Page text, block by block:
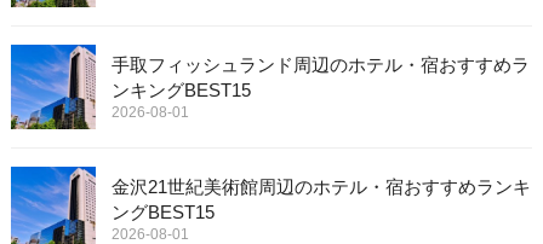
手取フィッシュランド周辺のホテル・宿おすすめラ
ンキングBEST15
2026-08-01
金沢21世紀美術館周辺のホテル・宿おすすめランキ
ングBEST15
2026-08-01